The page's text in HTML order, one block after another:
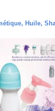
Huile,